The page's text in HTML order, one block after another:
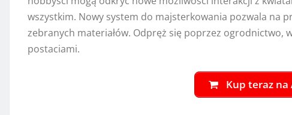
5. Nintendo Joy-Con